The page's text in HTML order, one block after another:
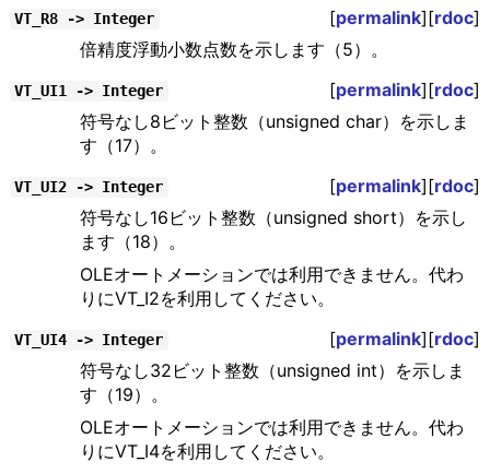
VT_R8 -> Integer [permalink][rdoc]
倍精度浮動小数点数を示します（5）。
VT_UI1 -> Integer [permalink][rdoc]
符号なし8ビット整数（unsigned char）を示しま
す（17）。
VT_UI2 -> Integer [permalink][rdoc]
符号なし16ビット整数（unsigned short）を示し
ます（18）。
OLEオートメーションでは利用できません。代わ
りにVT_I2を利用してください。
VT_UI4 -> Integer [permalink][rdoc]
符号なし32ビット整数（unsigned int）を示しま
す（19）。
OLEオートメーションでは利用できません。代わ
りにVT_I4を利用してください。